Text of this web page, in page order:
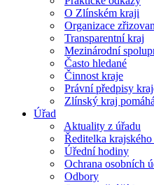
O Zlínském kraji
Organizace
Transparentní kraj
Mezinárodní
Často hledané
Činnost kraje
Právní předpisy
Zlínský kraj pomáhá
Úřad
Aktuality z úřadu
Ředitelka krajského
Úřední hodiny
Ochrana osobních
Odbory